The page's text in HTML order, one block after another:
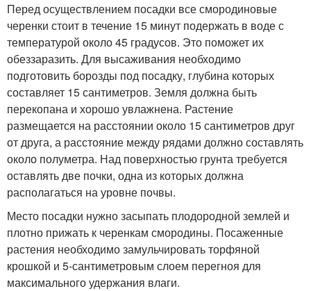
Перед осуществлением посадки все смородиновые
черенки стоит в течение 15 минут подержать в воде с
температурой около 45 градусов. Это поможет их
обеззаразить. Для высаживания необходимо
подготовить борозды под посадку, глубина которых
составляет 15 сантиметров. Земля должна быть
перекопана и хорошо увлажнена. Растение
размещается на расстоянии около 15 сантиметров друг
от друга, а расстояние между рядами должно составлять
около полуметра. Над поверхностью грунта требуется
оставлять две почки, одна из которых должна
располагаться на уровне почвы.
Место посадки нужно засыпать плодородной землей и
плотно прижать к черенкам смородины. Посаженные
растения необходимо замульчировать торфяной
крошкой и 5-сантиметровым слоем перегноя для
максимального удержания влаги.